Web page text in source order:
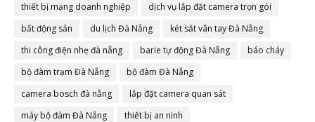
thiết bị mạng doanh nghiệp
dịch vụ lắp đặt camera trọn gói
bất động sản
du lịch Đà Nẵng
két sắt vân tay Đà Nẵng
thi công điện nhẹ đà nẵng
barie tự động Đà Nẵng
báo cháy
bộ đàm trạm Đà Nẵng
bộ đàm Đà Nẵng
camera bosch đà nẵng
lắp đặt camera quan sát
máy bộ đàm Đà Nẵng
thiết bị an ninh